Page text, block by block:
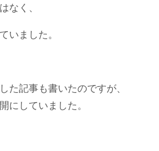
なく、
いました。
た記事も書いたのですが、
にしていました。